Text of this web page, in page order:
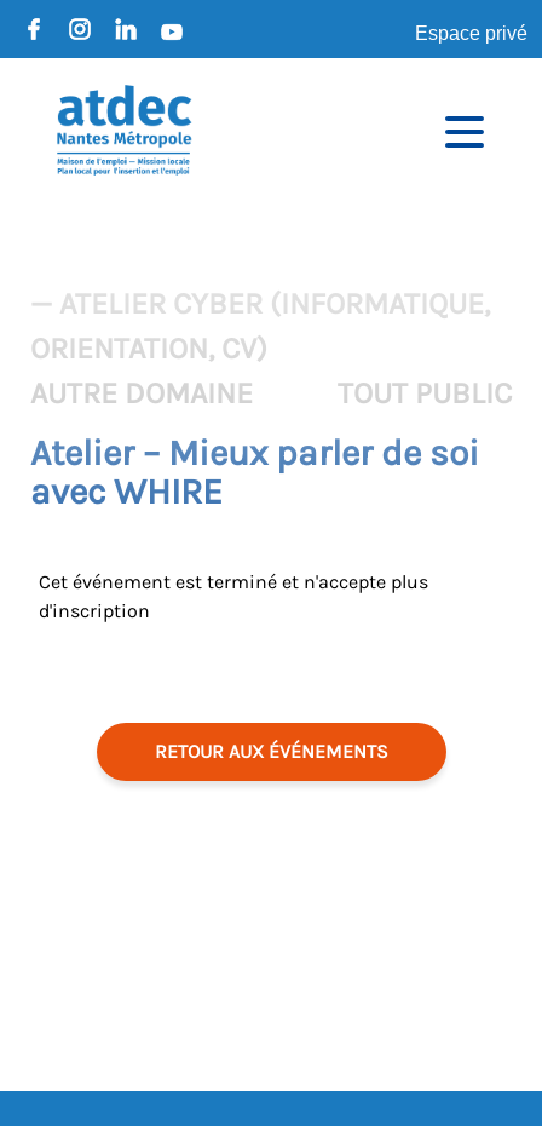
Espace privé
— ATELIER CYBER (INFORMATIQUE,
ORIENTATION, CV)
AUTRE DOMAINE
TOUT PUBLIC
Atelier – Mieux parler de soi
avec WHIRE
Cet événement est terminé et n'accepte plus
d'inscription
RETOUR AUX ÉVÉNEMENTS